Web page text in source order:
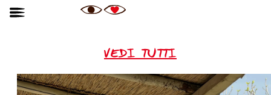
VEDI TUTTI